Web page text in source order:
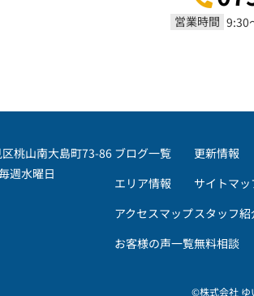
営業時間 9:30
桃山南大島町73-86
週水曜日
ブログ一覧
エリア情報
アクセスマップ
お客様の声一覧
更新情報
サイトマッ
スタッフ紹
無料相談
©株式会社 ゆ